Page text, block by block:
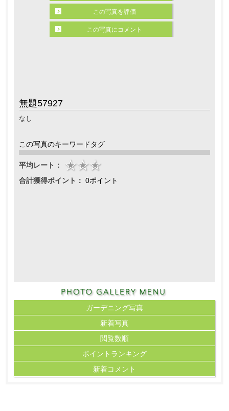
無題57927
なし
この写真のキーワードタグ
平均レート：
合計獲得ポイント： 0ポイント
この写真を評価
この写真にコメント
ガーデニング写真
新着写真
閲覧数順
ポイント ランキング
新着コメント